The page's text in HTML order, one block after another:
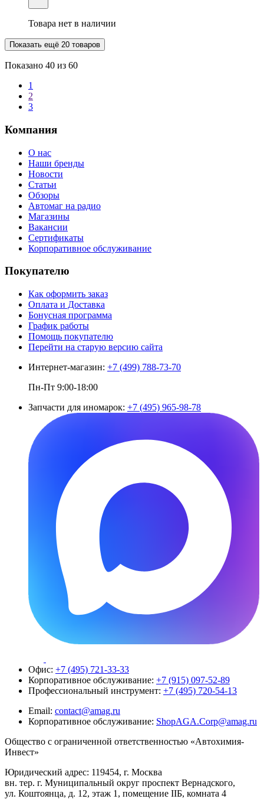
Товара нет в наличии
Показать ещё 20 товаров
Показано 40 из 60
1
2
3
Компания
О нас
Наши бренды
Новости
Статьи
Обзоры
Автомаг на радио
Магазины
Вакансии
Сертификаты
Корпоративное обслуживание
Покупателю
Как оформить заказ
Оплата и Доставка
Бонусная программа
График работы
Помощь покупателю
Перейти на старую версию сайта
Интернет-магазин: +7 (499) 788-73-70
Пн-Пт 9:00-18:00
Запчасти для иномарок: +7 (495) 965-98-78
Офис: +7 (495) 721-33-33
Корпоративное обслуживание: +7 (915) 097-52-89
Профессиональный инструмент: +7 (495) 720-54-13
Email: contact@amag.ru
Корпоративное обслуживание: ShopAGA.Corp@amag.ru
Общество с ограниченной ответственностью «Автохимия-
Инвест»
Юридический адрес: 119454, г. Москва
вн. тер. г. Муниципальный округ проспект Вернадского,
ул. Коштоянца, д. 12, этаж 1, помещение IIБ, комната 4